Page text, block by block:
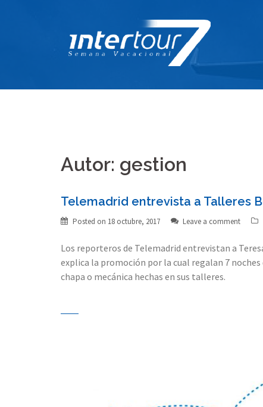
Autor: gestion
Telemadrid entrevista a Talleres
Posted on 18 octubre, 2017 Leave a comment
Los reporteros de Telemadrid entrevistan a
explica la promoción por la cual regalan 7
chapa o mecánica hechas en sus talleres.